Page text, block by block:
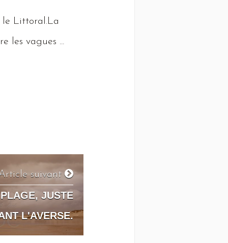
le Littoral.La
les vagues ...
suivant
JUSTE
L'AVERSE.